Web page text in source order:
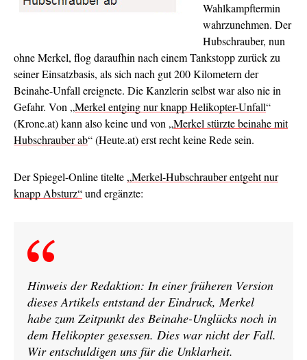
Wahlkampftermin
wahrzunehmen. Der
Hubschrauber, nun
ohne Merkel, flog daraufhin nach einem Tankstopp zurück zu
seiner Einsatzbasis, als sich nach gut 200 Kilometern der
Beinahe-Unfall ereignete. Die Kanzlerin selbst war also nie in
Gefahr. Von „Merkel entging nur knapp Helikopter-Unfall“
(Krone.at) kann also keine und von „Merkel stürzte beinahe mit
Hubschrauber ab“ (Heute.at) erst recht keine Rede sein.
Der Spiegel-Online titelte „Merkel-Hubschrauber entgeht nur
knapp Absturz“und ergänzte:
Hinweis der Redaktion: In einer früheren Version
dieses Artikels entstand der Eindruck, Merkel
habe zum Zeitpunkt des Beinahe-Unglücks noch in
dem Helikopter gesessen. Dies war nicht der Fall.
Wir entschuldigen uns für die Unklarheit.